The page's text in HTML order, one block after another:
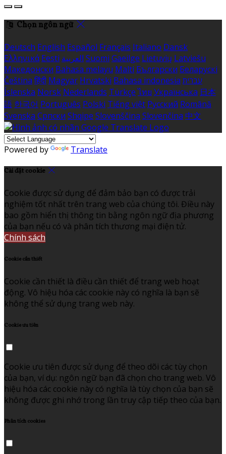
Chọn ngôn ngữ
Deutsch English Español Français Italiano Dansk
Ελληνικά Eesti العربية Suomi Gaeilge Lietuvių Latviešu
Македонски Bahasa melayu Malti Български Беларускі
Čeština हिंदी Magyar Hrvatski Bahasa indonesia עברית
Íslenska Norsk Nederlands Türkçe ไทย Українська 日本
語 한국어 Português Polski Tiếng việt Русский Română
Svenska Српски Shqipe Slovenščina Slovenčina 中文
Powered by Translate
Cài đặt cookie
Cookie được sử dụng để đảm bảo bạn có được trải
nghiệm tốt nhất trên trang web của chúng tôi. Điều này
bao gồm hiển thị thông tin bằng ngôn ngữ địa phương
của bạn nếu có và phân tích thương mại điện tử.
Chính sách
Cookie cần thiết
Cookie cần thiết là điều cần thiết để trang web hoạt
động. Vô hiệu hóa các cookie này có nghĩa là bạn sẽ
không thể sử dụng trang web này.
Cookie ưu tiên
Cookie ưu tiên được sử dụng để theo dõi các tùy chọn
của bạn, ví dụ: ngôn ngữ bạn đã chọn cho trang web. Vô
hiệu hóa các cookie này có nghĩa là tùy chọn của bạn sẽ
không được ghi nhớ trong lần truy cập tiếp theo của bạn.
Phân tích cookies